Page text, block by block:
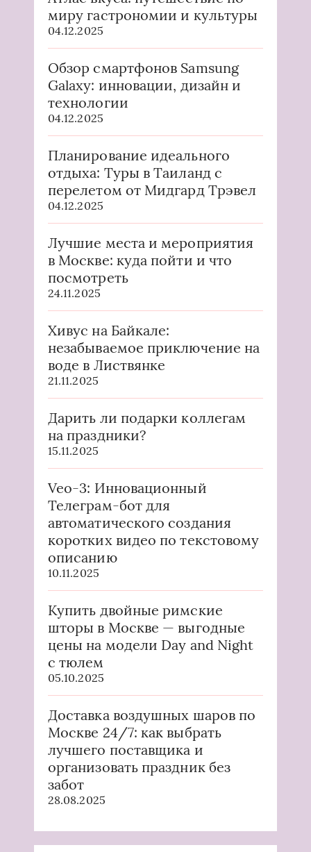
миру гастрономии и культуры
04.12.2025
Обзор смартфонов Samsung
Galaxy: инновации, дизайн и
технологии
04.12.2025
Планирование идеального
отдыха: Туры в Таиланд с
перелетом от Мидгард Трэвел
04.12.2025
Лучшие места и мероприятия
в Москве: куда пойти и что
посмотреть
24.11.2025
Хивус на Байкале:
незабываемое приключение на
воде в Листвянке
21.11.2025
Дарить ли подарки коллегам
на праздники?
15.11.2025
Veo-3: Инновационный
Телеграм-бот для
автоматического создания
коротких видео по текстовому
описанию
10.11.2025
Купить двойные римские
шторы в Москве — выгодные
цены на модели Day and Night
с тюлем
05.10.2025
Доставка воздушных шаров по
Москве 24/7: как выбрать
лучшего поставщика и
организовать праздник без
забот
28.08.2025